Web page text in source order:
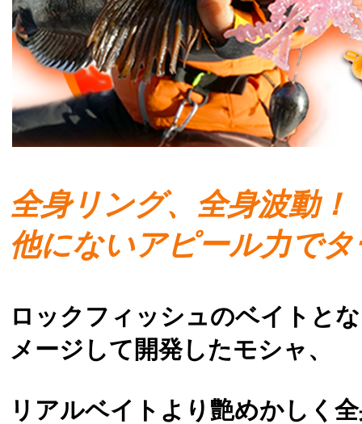
全身リング、全身波動！
他にないアピール力で
ロックフィッシュのベイトと
メージして開発したモシャ、
リアルベイトより艶めかしく